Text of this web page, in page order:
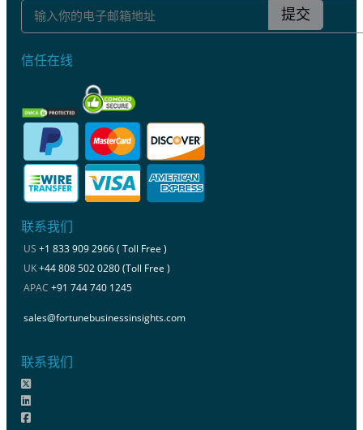
提交
信任在线
联系我们
US +1 833 909 2966 ( Toll Free )
UK+44 808 502 0280 (Toll Free )
APAC +91 744 740 1245
sales@fortunebusinessinsights.com
联系我们